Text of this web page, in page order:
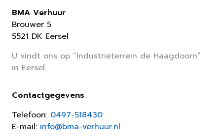
BMA Verhuur
Brouwer 5
5521 DK Eersel
U vindt ons op “Industrieterrein de Haagdoorn”
in Eersel.
Contactgegevens
Telefoon: 0497-518430
E-mail: info@bma-verhuur.nl